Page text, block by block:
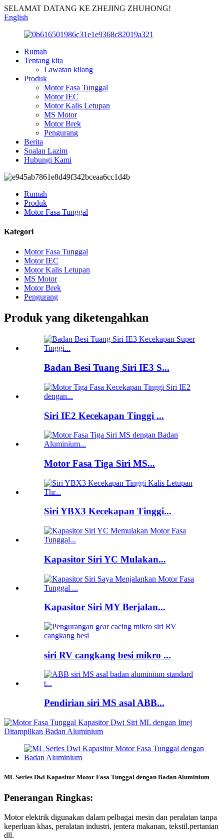
SELAMAT DATANG KE ZHEJING ZHUHONG!
English
Rumah
Tentang kita
Lawatan kilang
Produk
Motor Fasa Tunggal
Motor IEC
Motor Kalis Letupan
MS Motor
Motor Brek
Pengurang
Berita
Soalan Lazim
Hubungi Kami
Rumah
Produk
Motor Fasa Tunggal
Kategori
Motor Fasa Tunggal
Motor IEC
Motor Kalis Letupan
MS Motor
Motor Brek
Pengurang
Produk yang diketengahkan
Badan Besi Tuang Siri IE3 S...
Siri IE2 Kecekapan Tinggi ...
Motor Fasa Tiga Siri MS...
Siri YBX3 Kecekapan Tinggi...
Kapasitor Siri YC Mulakan...
Kapasitor Siri MY Berjalan...
siri RV cangkang besi mikro ...
Pendirian siri MS asal ABB...
ML Series Dwi Kapasitor Motor Fasa Tunggal dengan Badan Aluminium
Penerangan Ringkas:
Motor elektrik digunakan dalam pelbagai mesin dan peralatan tanpa
keperluan khas, peralatan industri, jentera makanan, tekstil.pertanian
dll.